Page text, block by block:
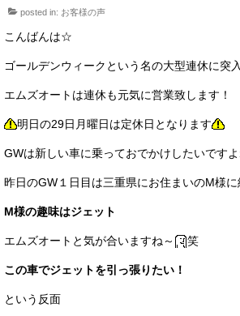
M’sCollection
買取のご案内
店舗情報
店舗情報
会社概要
トップメッセージ
posted in: お客様の声
こんばんは☆
ゴールデンウィークという名の大型連休に突入
エムズオートは連休も元気に営業致します！
明日の29日月曜日は定休日となります
GWは新しい車に乗っておでかけしたいですよ
昨日のGW１日目は三重県にお住まいのM様に
M様の趣味はジェット
エムズオートと気が合いますね～ 笑
この車でジェットを引っ張りたい！
という反面